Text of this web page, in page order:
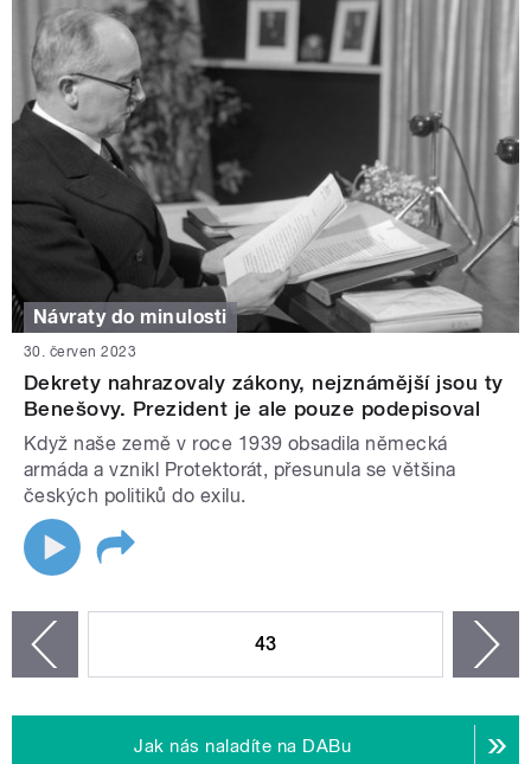
Návraty do minulosti
30. červen 2023
Dekrety nahrazovaly zákony, nejznámější jsou ty
Benešovy. Prezident je ale pouze podepisoval
Když naše země v roce 1939 obsadila německá
armáda a vznikl Protektorát, přesunula se většina
českých politiků do exilu.
43
Jak nás naladíte na DABu